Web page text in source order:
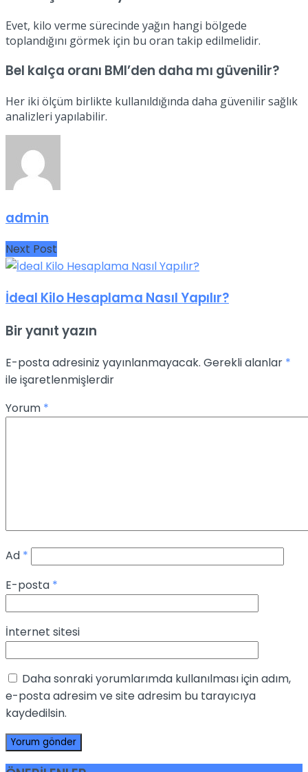
Evet, kilo verme sürecinde yağın hangi bölgede
toplandığını görmek için bu oran takip edilmelidir.
Bel kalça oranı BMI’den daha mı güvenilir?
Her iki ölçüm birlikte kullanıldığında daha güvenilir sağlık
analizleri yapılabilir.
admin
Next Post
İdeal Kilo Hesaplama Nasıl Yapılır?
Bir yanıt yazın
E-posta adresiniz yayınlanmayacak. Gerekli alanlar *
ile işaretlenmişlerdir
Yorum *
Ad *
E-posta *
İnternet sitesi
Daha sonraki yorumlarımda kullanılması için adım,
e-posta adresim ve site adresim bu tarayıcıya
kaydedilsin.